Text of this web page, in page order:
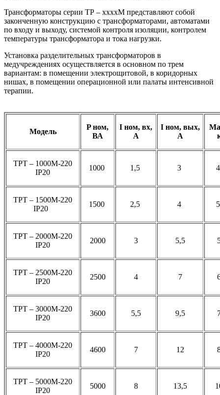
Трансформаторы серии ТР – ххххМ представляют собой
законченную конструкцию с трансформаторами, автоматами
по входу и выходу, системой контроля изоляции, контролем
температуры трансформатора и тока нагрузки.
Установка разделительных трансформаторов в
медучреждениях осуществляется в основном по трем
вариантам: в помещении электрощитовой, в коридорных
нишах, в помещении операционной или палаты интенсивной
терапии.
Модель
P ном,
ВА
I ном, вх,
A
I ном, вых,
A
ТРТ – 1000М-220
IP20
1000 1,5 3
ТРТ – 1500М-220
IP20
1500 2,5 4
ТРТ – 2000М-220
IP20
2000 3 5,5
ТРТ – 2500М-220
IP20
2500 4 7
ТРТ – 3000М-220
IP20
3600 5,5 9,5
ТРТ – 4000М-220
IP20
4600 7 12
ТРТ – 5000М-220
IP20
5000 8 13,5